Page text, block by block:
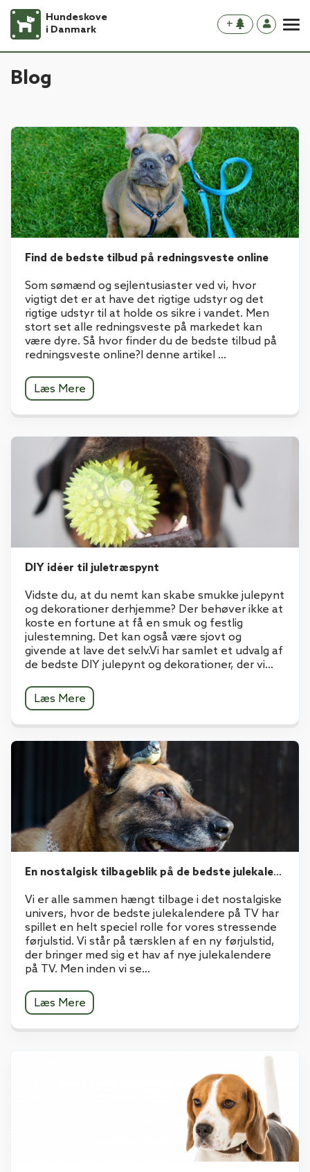
Hundeskove
i Danmark
+
Blog
Find de bedste tilbud på redningsveste online
Som sømænd og sejlentusiaster ved vi, hvor
vigtigt det er at have det rigtige udstyr og det
rigtige udstyr til at holde os sikre i vandet. Men
stort set alle redningsveste på markedet kan
være dyre. Så hvor finder du de bedste tilbud på
redningsveste online?I denne artikel ...
Læs Mere
DIY idéer til juletræspynt
Vidste du, at du nemt kan skabe smukke julepynt
og dekorationer derhjemme? Der behøver ikke at
koste en fortune at få en smuk og festlig
julestemning. Det kan også være sjovt og
givende at lave det selv.Vi har samlet et udvalg af
de bedste DIY julepynt og dekorationer, der vi...
Læs Mere
En nostalgisk tilbageblik på de bedste julekalendere på TV
Vi er alle sammen hængt tilbage i det nostalgiske
univers, hvor de bedste julekalendere på TV har
spillet en helt speciel rolle for vores stressende
førjulstid. Vi står på tærsklen af en ny førjulstid,
der bringer med sig et hav af nye julekalendere
på TV. Men inden vi se...
Læs Mere